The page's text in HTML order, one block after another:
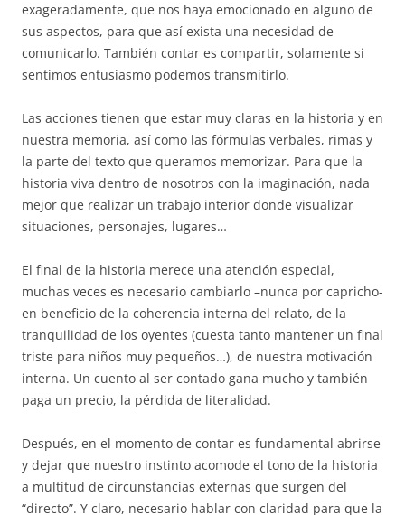
exageradamente, que nos haya emocionado en alguno de
sus aspectos, para que así exista una necesidad de
comunicarlo. También contar es compartir, solamente si
sentimos entusiasmo podemos transmitirlo.
Las acciones tienen que estar muy claras en la historia y en
nuestra memoria, así como las fórmulas verbales, rimas y
la parte del texto que queramos memorizar. Para que la
historia viva dentro de nosotros con la imaginación, nada
mejor que realizar un trabajo interior donde visualizar
situaciones, personajes, lugares…
El final de la historia merece una atención especial,
muchas veces es necesario cambiarlo –nunca por capricho-
en beneficio de la coherencia interna del relato, de la
tranquilidad de los oyentes (cuesta tanto mantener un final
triste para niños muy pequeños…), de nuestra motivación
interna. Un cuento al ser contado gana mucho y también
paga un precio, la pérdida de literalidad.
Después, en el momento de contar es fundamental abrirse
y dejar que nuestro instinto acomode el tono de la historia
a multitud de circunstancias externas que surgen del
“directo”. Y claro, necesario hablar con claridad para que la